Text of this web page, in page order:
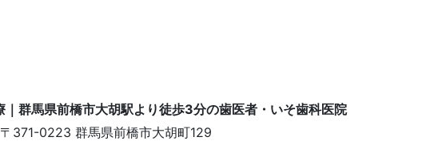
〒371-0223 群馬県前橋市大胡町129